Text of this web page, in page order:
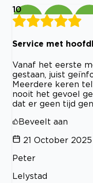
10
Service met
Vanaf het eerste
gestaan, juist
Meerdere keren
nooit het gevoel
dat er geen tijd
Beveelt aan
21 October 2025
Peter
Lelystad